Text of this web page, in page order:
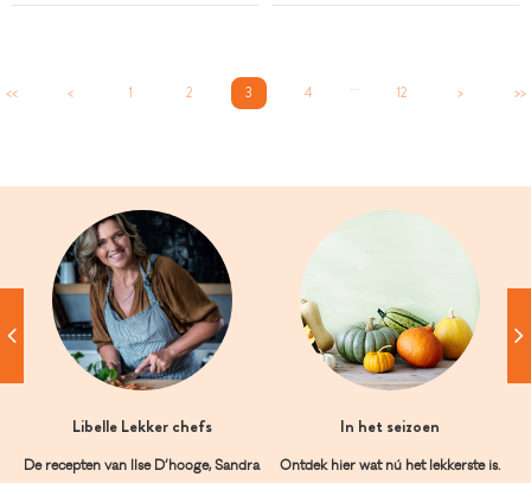
<< < 1 2 3 4 ... 12 > >>
Libelle Lekker chefs
De recepten van Ilse D’hooge, Sandra
In het seizoen
Ontdek hier wat nú het lekkerste is.